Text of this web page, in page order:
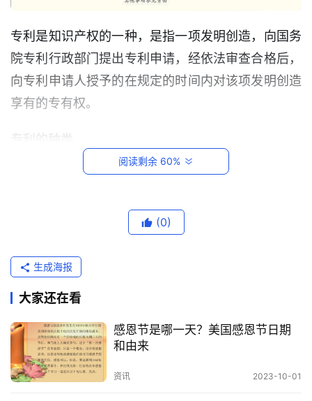
跨
电
商
平
台
专利是知识产权的一种，是指一项发明创造，向国务
院专利行政部门提出专利申请，经依法审查合格后，
向专利申请人授予的在规定的时间内对该项发明创造
享有的专有权。
根据专利法规定，专利分为发明专利、实用新型专利
是指对产品、方法或者其改进所提出的
新的技术方案。
实用新型专利
外观设计专利 是指对产品的形状、图案或者其结
合以及色彩与形状、图案的结合所提出的新的设
阅读剩余 60%
(0)
生成海报
大家还在看
感恩节是哪一天？美国感恩节日期
和由来
资讯 2023-10-01